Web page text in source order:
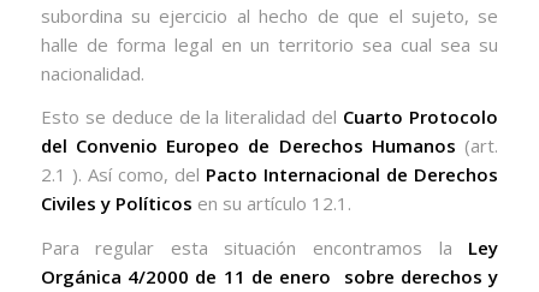
subordina su ejercicio al hecho de que el sujeto, se
halle de forma legal en un territorio sea cual sea su
nacionalidad.
Esto se deduce de la literalidad del Cuarto Protocolo
del Convenio Europeo de Derechos Humanos (art.
2.1 ). Así como, del Pacto Internacional de Derechos
Civiles y Políticos en su artículo 12.1.
Para regular esta situación encontramos la Ley
Orgánica 4/2000 de 11 de enero
sobre derechos y